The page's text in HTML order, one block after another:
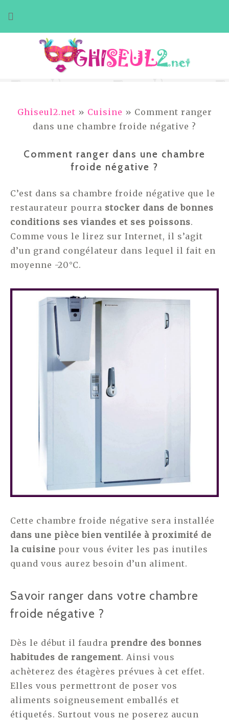
au
contenu
Ghiseul2.net » Cuisine » Comment ranger
dans une chambre froide négative ?
Comment ranger dans une chambre
froide négative ?
C’est dans sa chambre froide négative que le
restaurateur pourra stocker dans de bonnes
conditions ses viandes et ses poissons.
Comme vous le lirez sur Internet, il s’agit
d’un grand congélateur dans lequel il fait en
moyenne -20°C.
Cette chambre froide négative sera installée
dans une pièce bien ventilée à proximité de
la cuisine pour vous éviter les pas inutiles
quand vous aurez besoin d’un aliment.
Savoir ranger dans votre chambre
froide négative ?
Dès le début il faudra prendre des bonnes
habitudes de rangement. Ainsi vous
achèterez des étagères prévues à cet effet.
Elles vous permettront de poser vos
aliments soigneusement emballés et
étiquetés. Surtout vous ne poserez aucun